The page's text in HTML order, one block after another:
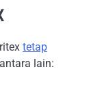
tetap
lain: